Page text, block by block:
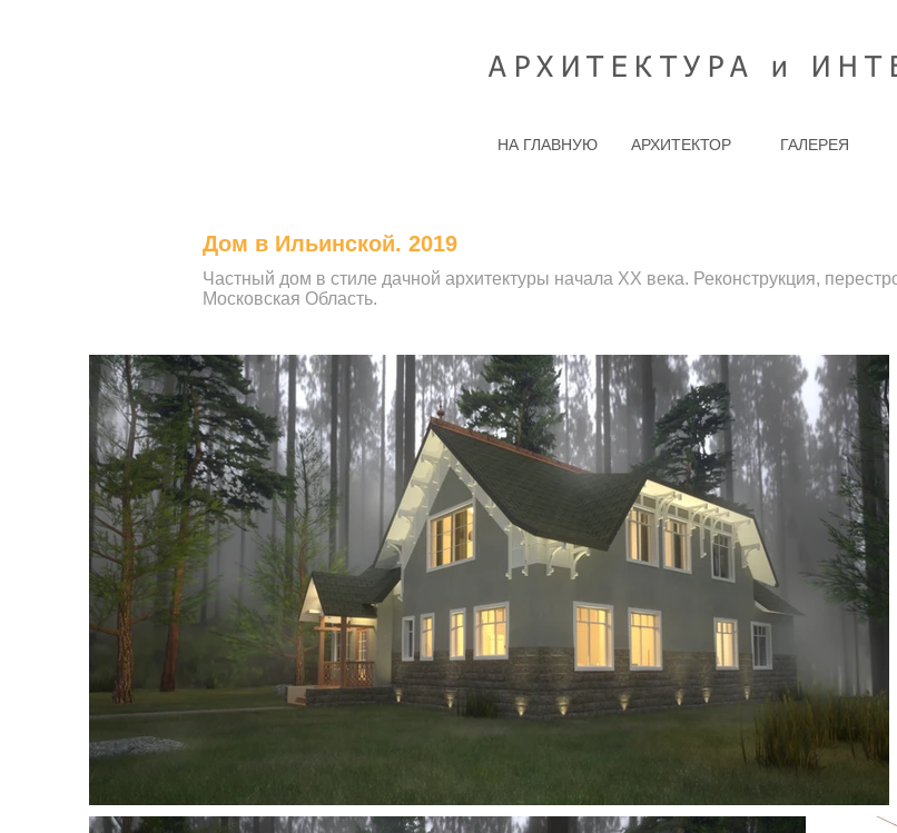
АРХИТЕКТУРА и
НА ГЛАВНУЮ АРХИТЕКТОР ГАЛЕРЕЯ
Дом в Ильинской. 2019
Частный дом в стиле дачной архитектуры начала XX века. Реконструкция,
Московская Область.